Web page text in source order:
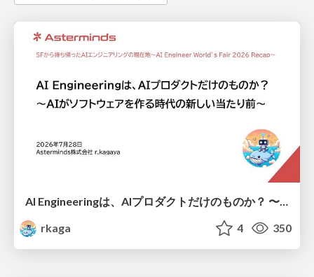
rkaga
4 350